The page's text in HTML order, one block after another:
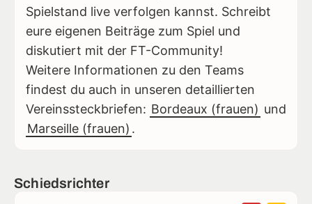
Spielstand live verfolgen kannst. Schreibt
eure eigenen Beiträge zum Spiel und
diskutiert mit der FT-Community!
Weitere Informationen zu den Teams
findest du auch in unseren detaillierten
Vereinssteckbriefen: Bordeaux (frauen) und
Marseille (frauen) .
Schiedsrichter